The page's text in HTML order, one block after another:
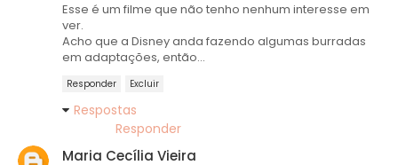
Esse é um filme que não tenho nenhum interesse em
ver.
Acho que a Disney anda fazendo algumas burradas
em adaptações, então...
Responder Excluir
Respostas
Responder
Maria Cecília Vieira